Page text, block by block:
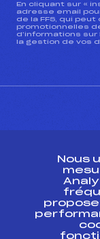
En cliquant sur «
adresse email
de la FFS, qui
promotionnelles
d’informations
la gestion de vos
Ressources
Pass’Neige
Projet
Nous